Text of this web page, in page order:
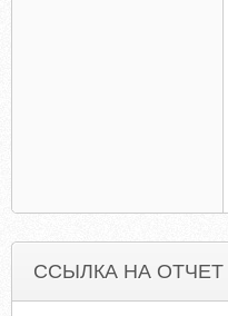
ССЫЛКА НА ОТЧЕТ